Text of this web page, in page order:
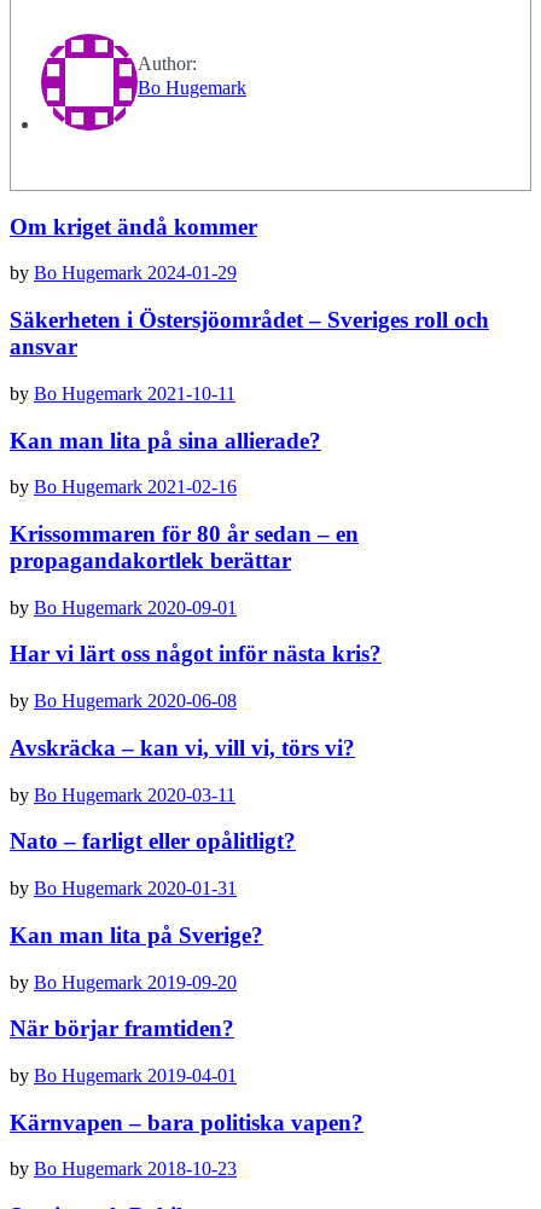
Author:
Bo Hugemark
Om kriget ändå kommer
by Bo Hugemark 2024-01-29
Säkerheten i Östersjö­området – Sveriges roll och
ansvar
by Bo Hugemark 2021-10-11
Kan man lita på sina allierade?
by Bo Hugemark 2021-02-16
Krissommaren för 80 år sedan – en
propagandakortlek berättar
by Bo Hugemark 2020-09-01
Har vi lärt oss något inför nästa kris?
by Bo Hugemark 2020-06-08
Avskräcka – kan vi, vill vi, törs vi?
by Bo Hugemark 2020-03-11
Nato – farligt eller opålitligt?
by Bo Hugemark 2020-01-31
Kan man lita på Sverige?
by Bo Hugemark 2019-09-20
När börjar framtiden?
by Bo Hugemark 2019-04-01
Kärnvapen – bara politiska vapen?
by Bo Hugemark 2018-10-23